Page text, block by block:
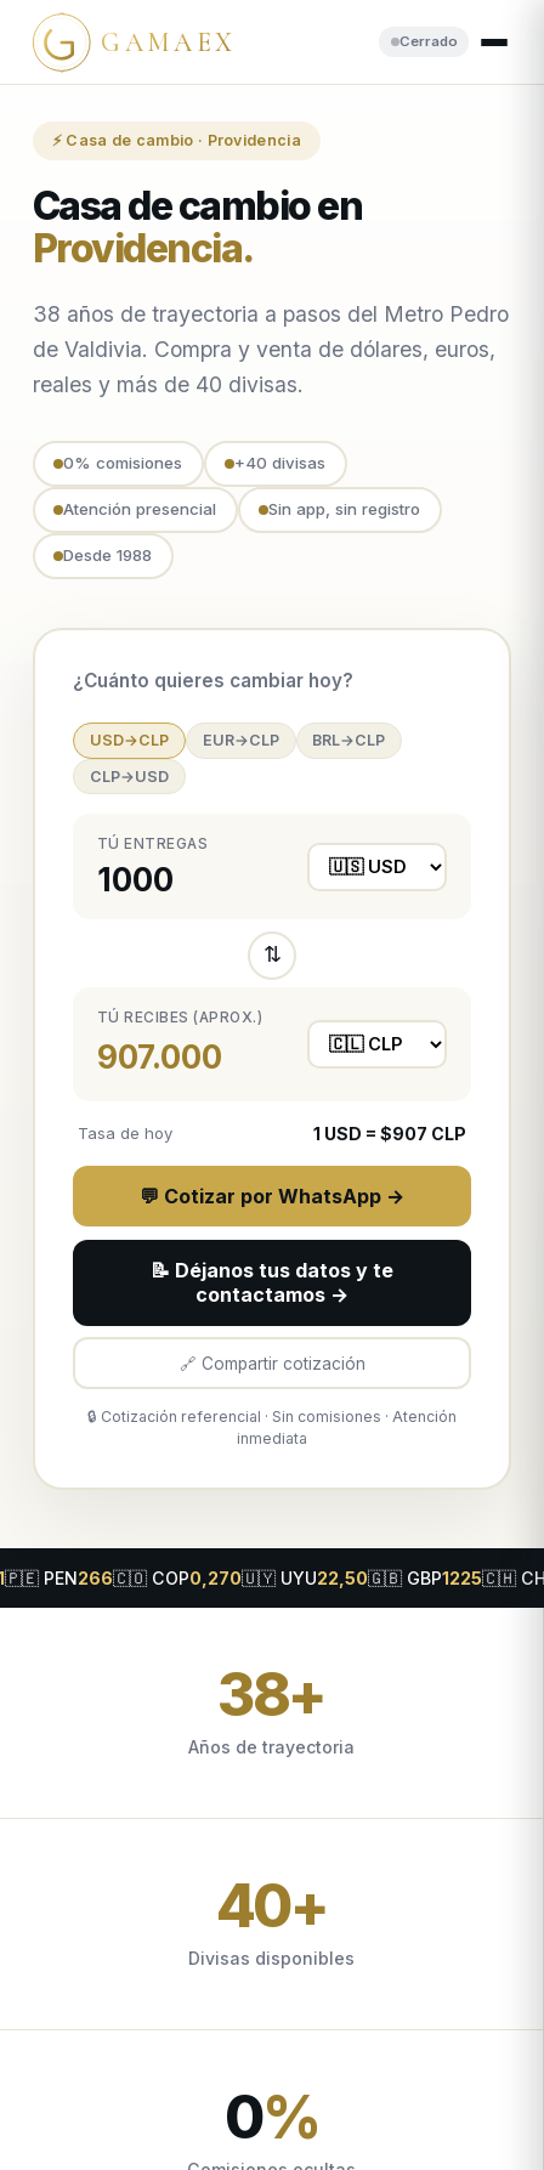
GAMAEX Cerrado
⚡ Casa de cambio · Providencia
Casa de cambio en
Providencia.
38 años de trayectoria a pasos del Metro Pedro
de Valdivia. Compra y venta de dólares, euros,
reales y más de 40 divisas.
0% comisiones +40 divisas
Atención presencial Sin app, sin registro
Desde 1988
¿Cuánto quieres cambiar hoy?
USD→CLP EUR→CLP
BRL→CLP
CLP→USD
TÚ ENTREGAS
⇅
TÚ RECIBES (APROX.)
907.000
Tasa de hoy 1 USD = $907 CLP
💬 Cotizar por WhatsApp →
📝 Déjanos tus datos y te
contactamos →
🔗 Compartir cotización
🔒 Cotización referencial · Sin comisiones · Atención
inmediata
🇨🇴 COP0,270 🇺🇾 UYU22,50🇬🇧 GBP1225🇨🇭 CHF1030🇨🇦
38+
Años de trayectoria
40+
Divisas disponibles
0%